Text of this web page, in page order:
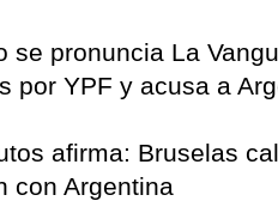
se pronuncia La
por YPF y acusa a
afirma: Bruselas
con Argentina